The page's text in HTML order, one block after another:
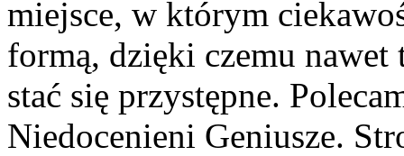
miejsce, w którym
formą, dzięki czemu nawet
stać się przystępne.
Niedocenieni Geniusze.